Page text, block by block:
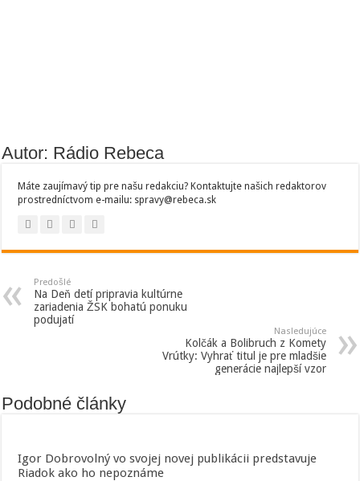
Autor: Rádio Rebeca
Máte zaujímavý tip pre našu redakciu? Kontaktujte našich redaktorov
prostredníctvom e-mailu: spravy@rebeca.sk
Predošlé
Na Deň detí pripravia kultúrne
zariadenia ŽSK bohatú ponuku
podujatí
Nasledujúce
Kolčák a Bolibruch z Komety
Vrútky: Vyhrať titul je pre mladšie
generácie najlepší vzor
Podobné články
Igor Dobrovolný vo svojej novej publikácii predstavuje
Riadok ako ho nepoznáme